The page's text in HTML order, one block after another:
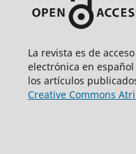
La revista es de
electrónica en
los artículos
Creative Commons